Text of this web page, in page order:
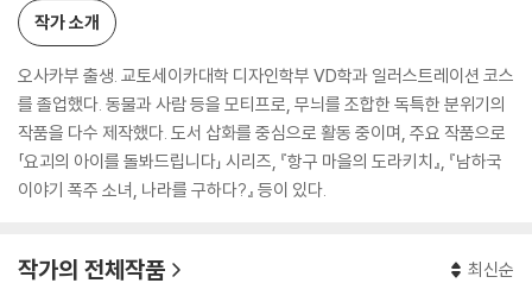
작가 소개
오사카부 출생. 교토세이카대학 디자인학부 VD학과 일러스트레이션 코스
를 졸업했다. 동물과 사람 등을 모티프로, 무늬를 조합한 독특한 분위기의
작품을 다수 제작했다. 도서 삽화를 중심으로 활동 중이며, 주요 작품으로
「요괴의 아이를 돌봐드립니다」 시리즈, 『항구 마을의 도라키치』, 『남하국
이야기 폭주 소녀, 나라를 구하다?』 등이 있다.
작가의 전체작품 최신순